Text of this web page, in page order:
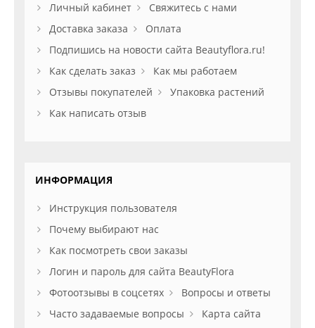
Личный кабинет
Свяжитесь с нами
Доставка заказа
Оплата
Подпишись на новости сайта Beautyflora.ru!
Как сделать заказ
Как мы работаем
Отзывы покупателей
Упаковка растений
Как написать отзыв
ИНФОРМАЦИЯ
Инструкция пользователя
Почему выбирают нас
Как посмотреть свои заказы
Логин и пароль для сайта BeautyFlora
Фотоотзывы в соцсетях
Вопросы и ответы
Часто задаваемые вопросы
Карта сайта